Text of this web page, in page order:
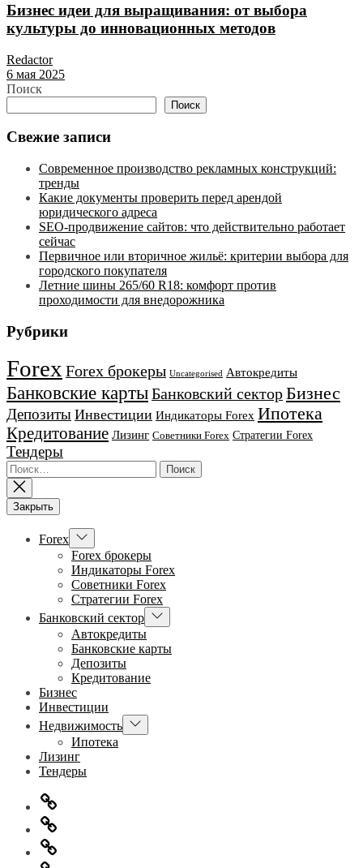
Бизнес идеи для выращивания: от выбора
культуры до инновационных методов
Redactor
6 мая 2025
Поиск
Поиск
Свежие записи
Современное производство рекламных конструкций:
тренды
Какие документы проверить перед арендой
юридического адреса
SEO-продвижение сайтов: что действительно работает
сейчас
Первичное или вторичное жильё: критерии выбора для
городского покупателя
Летние шины 265/60 R18: комфорт против
проходимости для внедорожника
Рубрики
Forex Forex брокеры Uncategorised Автокредиты
Банковские картыБанковский секторБизнес
Депозиты Инвестиции Индикаторы Forex Ипотека
Кредитование Лизинг Советники Forex Стратегии Forex
Тендеры
Найти:
Закрыть
Forex Показывать
подменю
Forex брокеры
Индикаторы Forex
Советники Forex
Стратегии Forex
Банковский сектор Показывать
подменю
Автокредиты
Банковские карты
Депозиты
Кредитование
Бизнес
Инвестиции
Недвижимость Показывать
подменю
Ипотека
Лизинг
Тендеры
Главная
Информация
для
правообладателей
Обратная
связь